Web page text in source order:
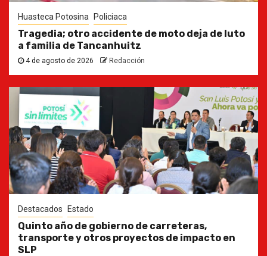
Huasteca Potosina Policiaca
Tragedia; otro accidente de moto deja de luto
a familia de Tancanhuitz
4 de agosto de 2026 Redacción
Destacados Estado
Quinto año de gobierno de carreteras,
transporte y otros proyectos de impacto en
SLP